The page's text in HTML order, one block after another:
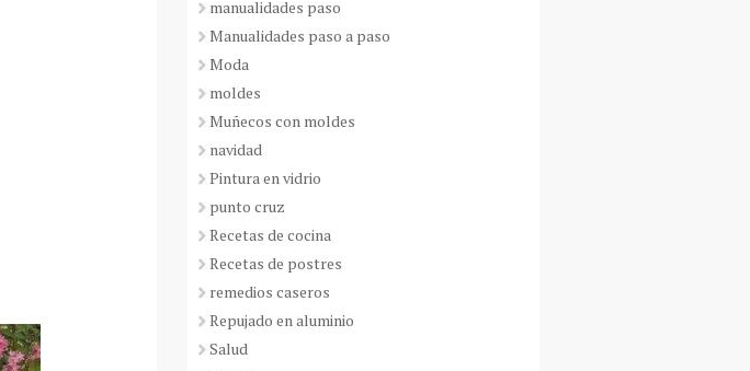
manualidades paso
Manualidades paso a paso
Moda
moldes
Muñecos con moldes
navidad
Pintura en vidrio
punto cruz
Recetas de cocina
Recetas de postres
remedios caseros
Repujado en aluminio
Salud